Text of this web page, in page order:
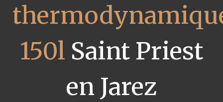
150l Saint Priest
en Jarez